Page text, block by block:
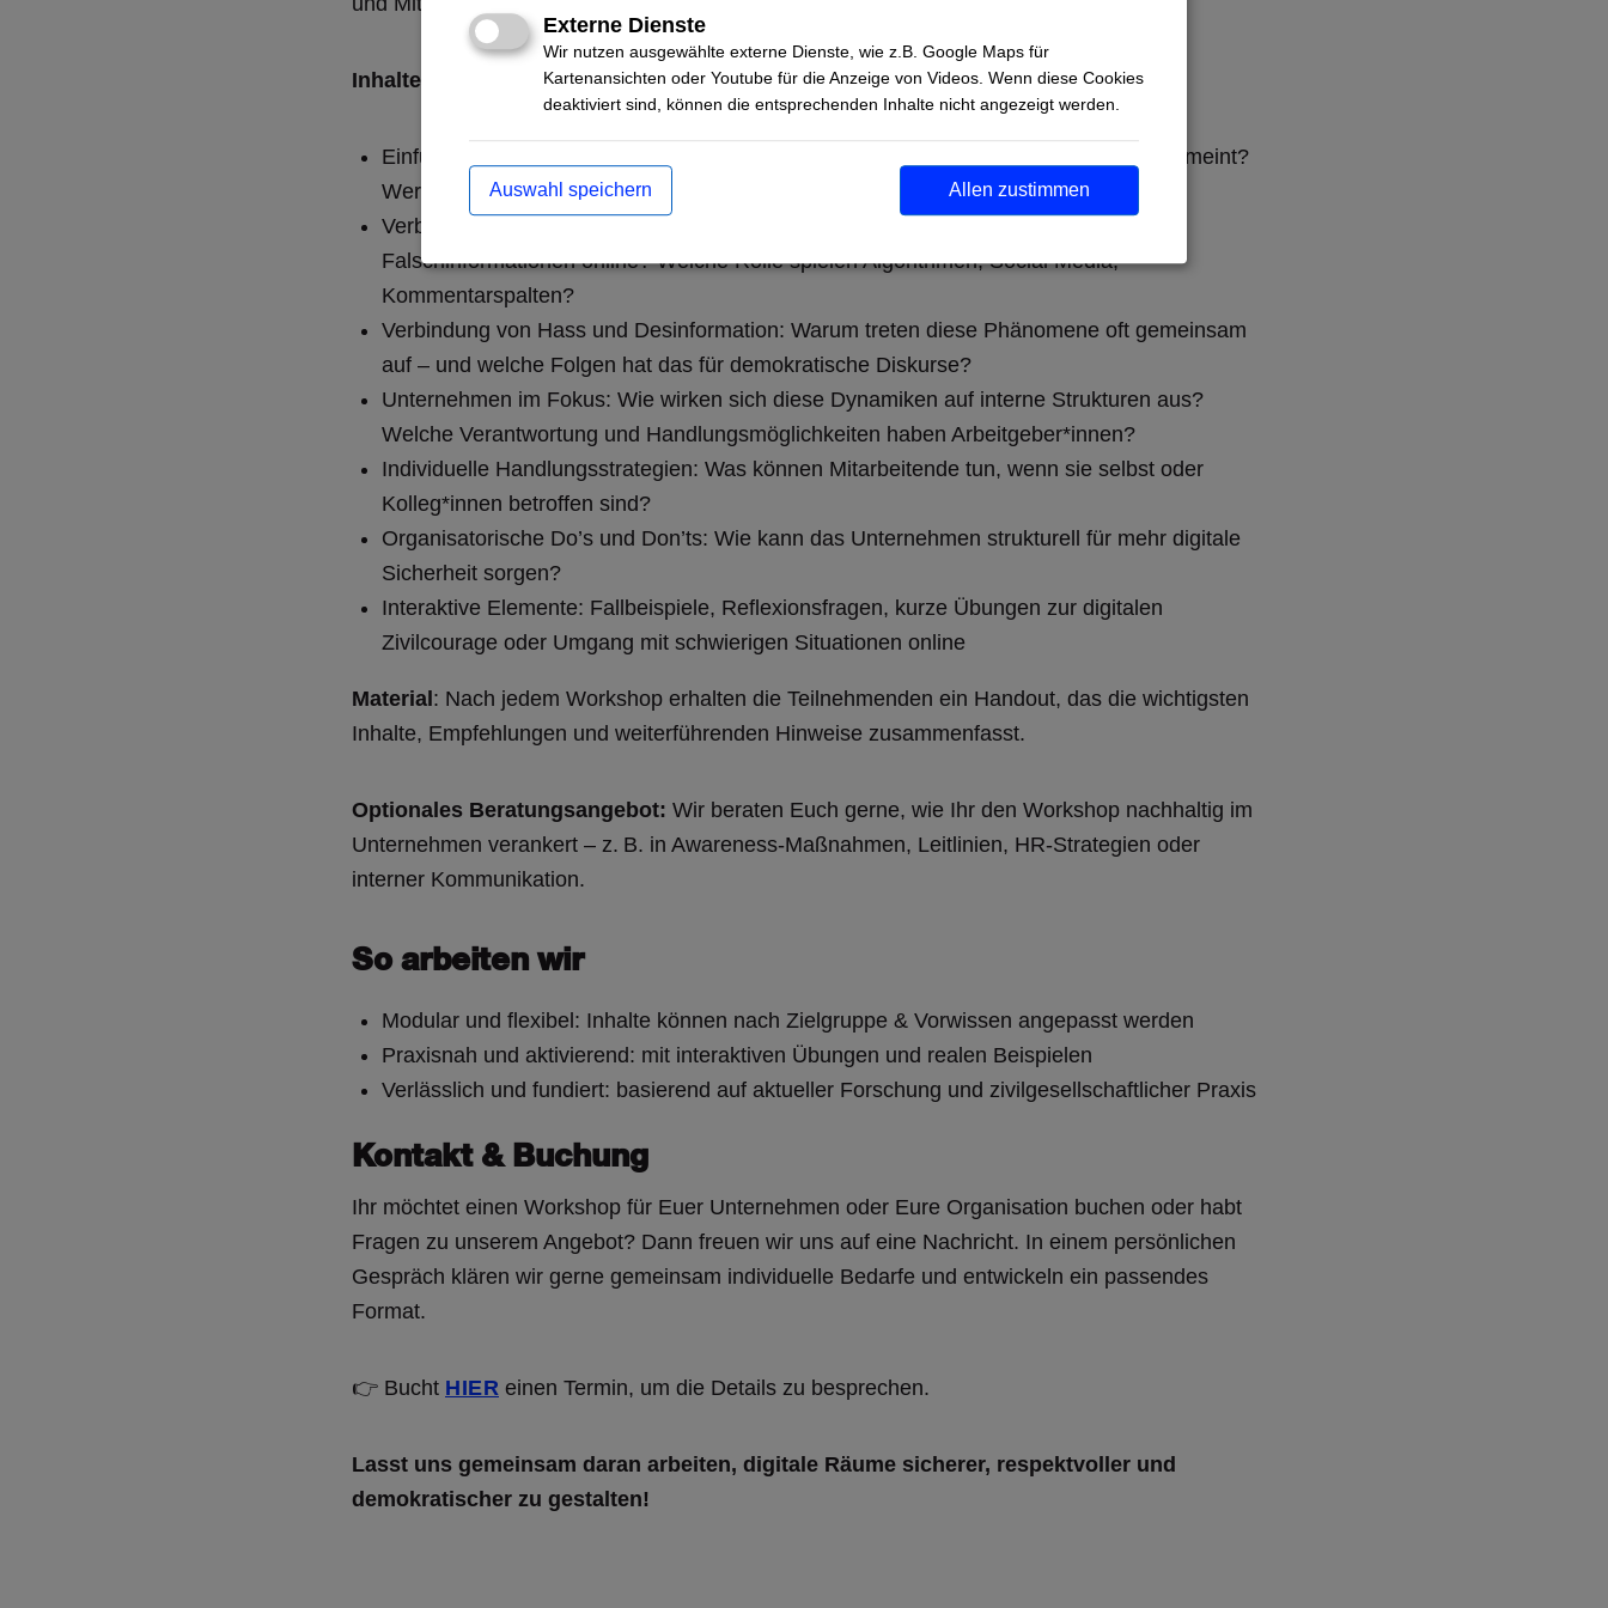
Inhalte:
Einführung in das Thema Hass im Netz und Desinformation: Was genau ist damit gemeint?
Wer ist betroffen? Welche gesellschaftlichen Dynamiken stehen dahinter?
Verbreitungsmechanismen und Plattformlogiken: Wie verbreiten sich Hassrede und
Falschinformationen online? Welche Rolle spielen Algorithmen, Social Media,
Kommentarspalten?
Verbindung von Hass und Desinformation: Warum treten diese Phänomene oft gemeinsam
auf – und welche Folgen hat das für demokratische Diskurse?
Unternehmen im Fokus: Wie wirken sich diese Dynamiken auf interne Strukturen aus?
Welche Verantwortung und Handlungsmöglichkeiten haben Arbeitgeber*innen?
Individuelle Handlungsstrategien: Was können Mitarbeitende tun, wenn sie selbst oder
Kolleg*innen betroffen sind?
Organisatorische Do’s und Don’ts: Wie kann das Unternehmen strukturell für mehr digitale
Sicherheit sorgen?
Interaktive Elemente: Fallbeispiele, Reflexionsfragen, kurze Übungen zur digitalen
Zivilcourage oder Umgang mit schwierigen Situationen online
Material : Nach jedem Workshop erhalten die Teilnehmenden ein Handout, das die wichtigsten
Inhalte, Empfehlungen und weiterführenden Hinweise zusammenfasst.
Optionales Beratungsangebot: Wir beraten Euch gerne, wie Ihr den Workshop nachhaltig im
Unternehmen verankert – z. B. in Awareness-Maßnahmen, Leitlinien, HR-Strategien oder
interner Kommunikation.
So arbeiten wir
Modular und flexibel: Inhalte können nach Zielgruppe & Vorwissen angepasst werden
Praxisnah und aktivierend: mit interaktiven Übungen und realen Beispielen
Verlässlich und fundiert: basierend auf aktueller Forschung und zivilgesellschaftlicher Praxis
Kontakt & Buchung
Ihr möchtet einen Workshop für Euer Unternehmen oder Eure Organisation buchen oder habt
Fragen zu unserem Angebot? Dann freuen wir uns auf eine Nachricht. In einem persönlichen
Gespräch klären wir gerne gemeinsam individuelle Bedarfe und entwickeln ein passendes
Format.
👉 Bucht HIER einen Termin, um die Details zu besprechen.
Lasst uns gemeinsam daran arbeiten, digitale Räume sicherer, respektvoller und
demokratischer zu gestalten!
Externe Dienste
Wir nutzen ausgewählte externe Dienste, wie z.B. Google Maps für
Kartenansichten oder Youtube für die Anzeige von Videos. Wenn diese Cookies
deaktiviert sind, können die entsprechenden Inhalte nicht angezeigt werden.
Allen zustimmen
Auswahl speichern